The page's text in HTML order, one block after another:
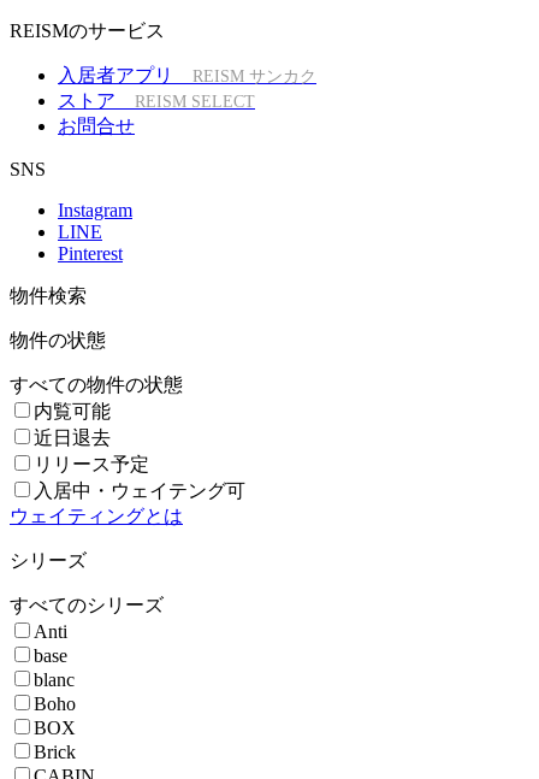
REISMのサービス
入居者アプリ REISM サンカク
ストア REISM SELECT
お問合せ
SNS
Instagram
LINE
Pinterest
物件検索
物件の状態
すべての物件の状態
内覧可能
近日退去
リリース予定
入居中・ウェイテング可
ウェイティングとは
シリーズ
すべてのシリーズ
Anti
base
blanc
Boho
BOX
Brick